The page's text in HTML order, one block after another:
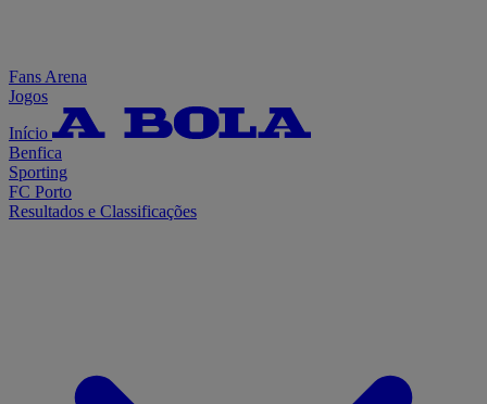
Fans Arena
Jogos
Início
Benfica
Sporting
FC Porto
Resultados e Classificações